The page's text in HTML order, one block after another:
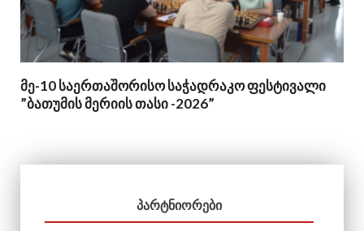
მე-10 საერთაშორისო საჭადრაკო ფესტივალი
”ბათუმის მერიის თასი -2026”
ᲞᲐᲠᲢᲜᲘᲝᲠᲔᲑᲘ